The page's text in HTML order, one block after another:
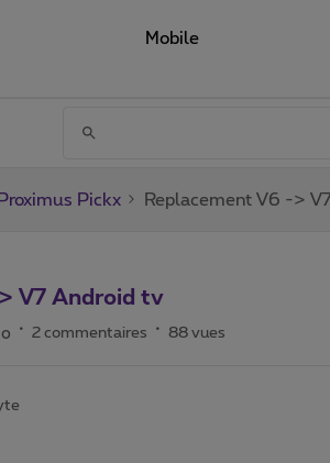
Mobile
Proximus Pickx Replacement V6 ->
V7 Android tv
2 commentaires 88 vues